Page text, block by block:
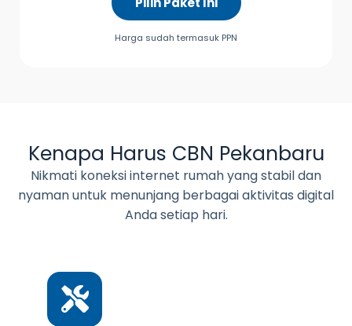
Harga sudah termasuk PPN
Kenapa Harus CBN Pekanbaru
Nikmati koneksi internet rumah yang stabil dan
nyaman untuk menunjang berbagai aktivitas digital
Anda setiap hari.